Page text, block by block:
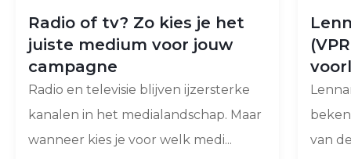
Radio of tv? Zo kies je het
juiste medium voor jouw
campagne
Radio en televisie blijven ijzersterke
kanalen in het medialandschap. Maar
wanneer kies je voor welk medi...
van